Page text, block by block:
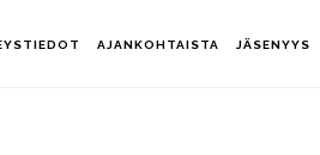
AJANKOHTAISTA JÄSENYYS